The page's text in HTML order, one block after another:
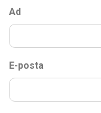
Ad
E-posta